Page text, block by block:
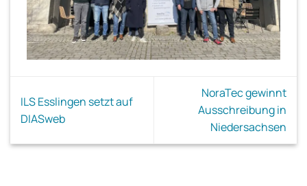
ILS Esslingen setzt auf
DIASweb
NoraTec gewinnt
Ausschreibung in
Niedersachsen